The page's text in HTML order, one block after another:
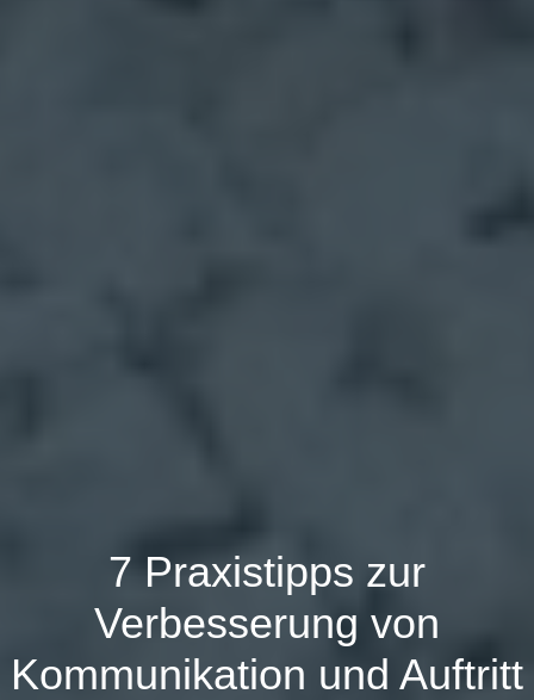
7 Praxistipps zur
Verbesserung von
Kommunikation und Auftritt